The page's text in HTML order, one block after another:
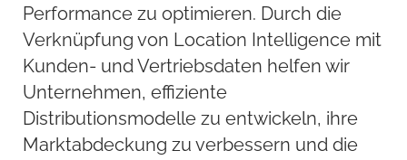
Performance zu optimieren. Durch die
Verknüpfung von Location Intelligence mit
Kunden- und Vertriebsdaten helfen wir
Unternehmen, effiziente
Distributionsmodelle zu entwickeln, ihre
Marktabdeckung zu verbessern und die